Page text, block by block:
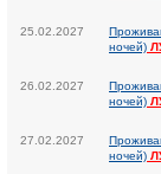
25.02.2027
ночей)
26.02.2027
ночей)
27.02.2027
ночей)